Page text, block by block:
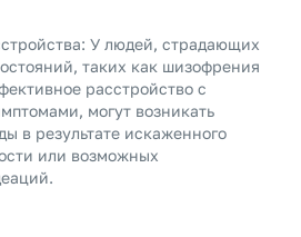
У людей, страдающих
таких как шизофрения
расстройство с
могут возникать
в результате искаженного
или возможных